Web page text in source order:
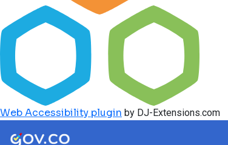
Web Accessibility plugin by DJ-Extensions.com